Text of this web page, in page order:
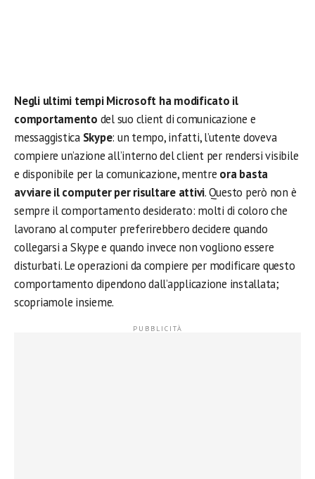
Negli ultimi tempi Microsoft ha modificato il
comportamento del suo client di comunicazione e
messaggistica Skype: un tempo, infatti, l’utente doveva
compiere un’azione all’interno del client per rendersi visibile
e disponibile per la comunicazione, mentre ora basta
avviare il computer per risultare attivi. Questo però non è
sempre il comportamento desiderato: molti di coloro che
lavorano al computer preferirebbero decidere quando
collegarsi a Skype e quando invece non vogliono essere
disturbati. Le operazioni da compiere per modificare questo
comportamento dipendono dall’applicazione installata;
scopriamole insieme.